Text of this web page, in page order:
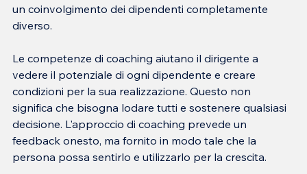
un coinvolgimento dei dipendenti completamente
Le competenze di coaching aiutano il dirigente a
vedere il potenziale di ogni dipendente e creare
condizioni per la sua realizzazione. Questo non
significa che bisogna lodare tutti e sostenere qualsiasi
decisione. L'approccio di coaching prevede un
feedback onesto, ma fornito in modo tale che la